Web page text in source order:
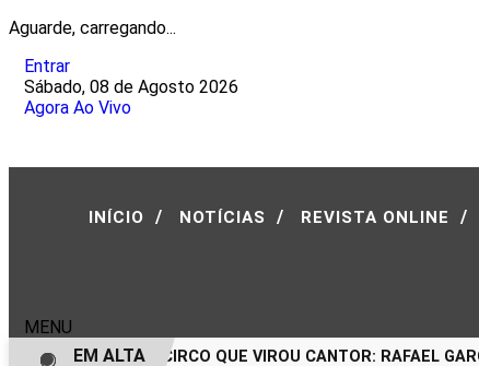
Aguarde, carregando...
Entrar
Sábado, 08 de Agosto 2026
Agora Ao Vivo
INÍCIO / NOTÍCIAS / REVISTA ONLINE /
MENU
O MENINO DO CIRCO QUE VIROU CANTOR: RAFAEL
EM ALTA